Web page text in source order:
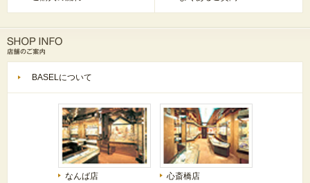
BASELについて
なんば店
心斎橋店